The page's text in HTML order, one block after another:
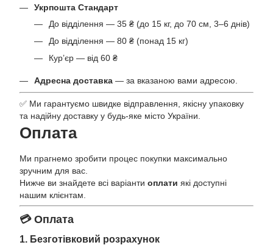
Укрпошта Стандарт
До відділення — 35 ₴ (до 15 кг, до 70 см, 3–6 днів)
До відділення — 80 ₴ (понад 15 кг)
Кур’єр — від 60 ₴
Адресна доставка — за вказаною вами адресою.
✅ Ми гарантуємо швидке відправлення, якісну упаковку
та надійну доставку у будь-яке місто України.
Оплата
Ми прагнемо зробити процес покупки максимально
зручним для вас.
Нижче ви знайдете всі варіанти оплати які доступні
нашим клієнтам.
💳 Оплата
1. Безготівковий розрахунок